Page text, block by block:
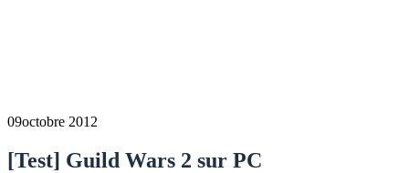
09octobre 2012
[Test] Guild Wars 2 sur PC